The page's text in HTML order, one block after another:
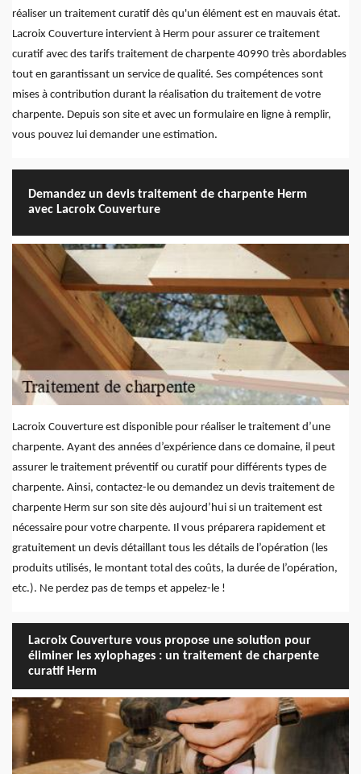
réaliser un traitement curatif dès qu'un élément est en mauvais état.
Lacroix Couverture intervient à Herm pour assurer ce traitement
curatif avec des tarifs traitement de charpente 40990 très abordables
tout en garantissant un service de qualité. Ses compétences sont
mises à contribution durant la réalisation du traitement de votre
charpente. Depuis son site et avec un formulaire en ligne à remplir,
vous pouvez lui demander une estimation.
Demandez un devis traitement de charpente Herm
avec Lacroix Couverture
Lacroix Couverture est disponible pour réaliser le traitement d’une
charpente. Ayant des années d’expérience dans ce domaine, il peut
assurer le traitement préventif ou curatif pour différents types de
charpente. Ainsi, contactez-le ou demandez un devis traitement de
charpente Herm sur son site dès aujourd’hui si un traitement est
nécessaire pour votre charpente. Il vous préparera rapidement et
gratuitement un devis détaillant tous les détails de l’opération (les
produits utilisés, le montant total des coûts, la durée de l’opération,
etc.). Ne perdez pas de temps et appelez-le !
Lacroix Couverture vous propose une solution pour
éliminer les xylophages : un traitement de charpente
curatif Herm